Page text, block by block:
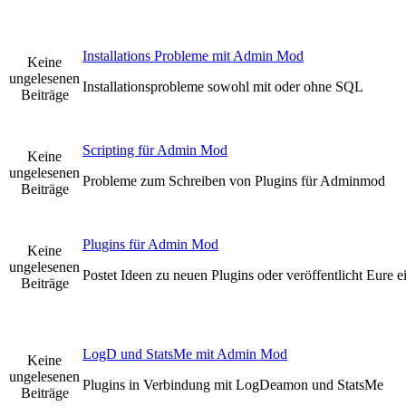
Keine
ungelesenen
Beiträge
Installations Probleme mit Admin Mod
Installationsprobleme sowohl mit oder ohne SQL
Keine
ungelesenen
Beiträge
Scripting für Admin Mod
Probleme zum Schreiben von Plugins für Adminmod
Keine
ungelesenen
Beiträge
Plugins für Admin Mod
Postet Ideen zu neuen Plugins oder veröffentlicht Eure
Keine
ungelesenen
Beiträge
LogD und StatsMe mit Admin Mod
Plugins in Verbindung mit LogDeamon und StatsMe